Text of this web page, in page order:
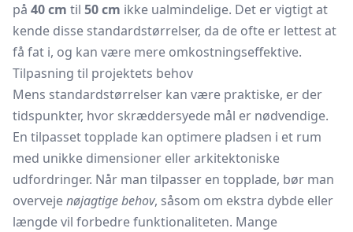
på 40 cm til 50 cm ikke ualmindelige. Det er vigtigt at
kende disse standardstørrelser, da de ofte er lettest at
få fat i, og kan være mere omkostningseffektive.
Tilpasning til projektets behov
Mens standardstørrelser kan være praktiske, er der
tidspunkter, hvor skræddersyede mål er nødvendige.
En tilpasset topplade kan optimere pladsen i et rum
med unikke dimensioner eller arkitektoniske
udfordringer. Når man tilpasser en topplade, bør man
overvejenøjagtige behov, såsom om ekstra dybde eller
længde vil forbedre funktionaliteten. Mange